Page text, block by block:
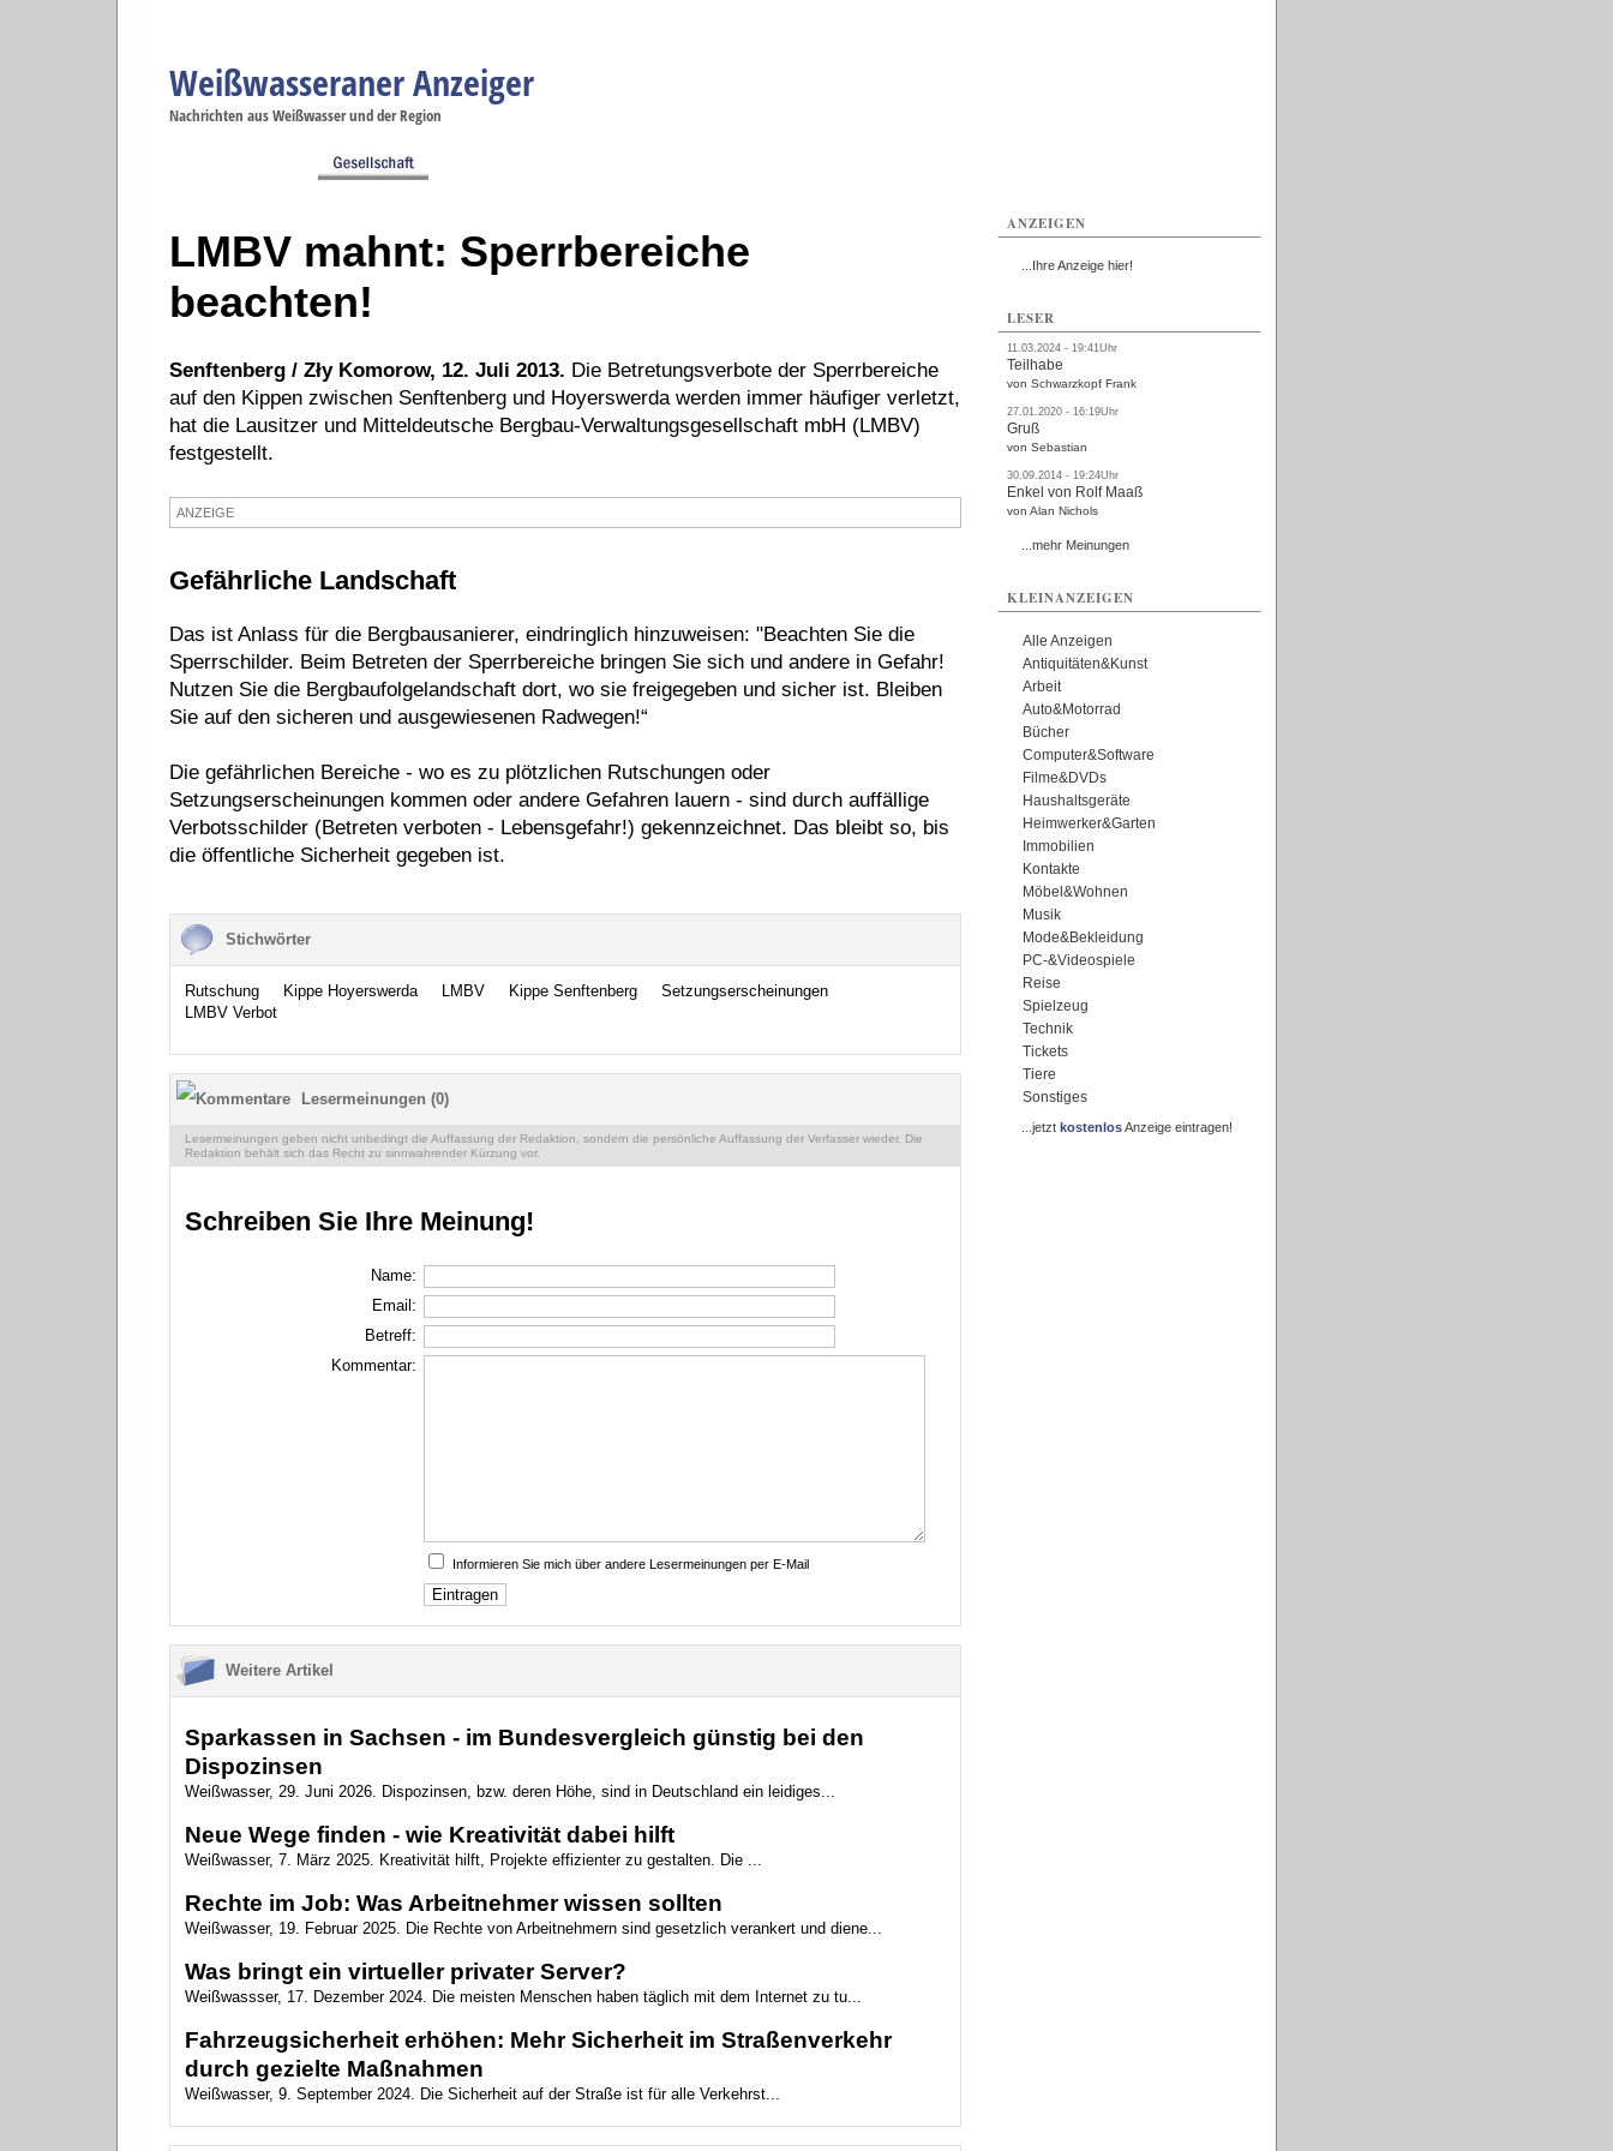
Weißwasseraner Anzeiger
Nachrichten aus Weißwasser und der Region
LMBV mahnt: Sperrbereiche
beachten!
Senftenberg / Zły Komorow, 12. Juli 2013. Die Betretungsverbote der Sperrbereiche
auf den Kippen zwischen Senftenberg und Hoyerswerda werden immer häufiger verletzt,
hat die Lausitzer und Mitteldeutsche Bergbau-Verwaltungsgesellschaft mbH (LMBV)
festgestellt.
ANZEIGE
Gefährliche Landschaft
Das ist Anlass für die Bergbausanierer, eindringlich hinzuweisen: "Beachten Sie die
Sperrschilder. Beim Betreten der Sperrbereiche bringen Sie sich und andere in Gefahr!
Nutzen Sie die Bergbaufolgelandschaft dort, wo sie freigegeben und sicher ist. Bleiben
Sie auf den sicheren und ausgewiesenen Radwegen!“
Die gefährlichen Bereiche - wo es zu plötzlichen Rutschungen oder
Setzungserscheinungen kommen oder andere Gefahren lauern - sind durch auffällige
Verbotsschilder (Betreten verboten - Lebensgefahr!) gekennzeichnet. Das bleibt so, bis
die öffentliche Sicherheit gegeben ist.
Stichwörter
Rutschung Kippe Hoyerswerda LMBV Kippe Senftenberg
Setzungserscheinungen
LMBV Verbot
Lesermeinungen (0)
Lesermeinungen geben nicht unbedingt die Auffassung der Redaktion, sondern die persönliche Auffassung der Verfasser wieder. Die
Redaktion behält sich das Recht zu sinnwahrender Kürzung vor.
Schreiben Sie Ihre Meinung!
Name:
Email:
Betreff:
Kommentar:
Informieren Sie mich über andere Lesermeinungen per E-Mail
Weitere Artikel
Sparkassen in Sachsen - im Bundesvergleich günstig bei den
Dispozinsen
Weißwasser, 29. Juni 2026. Dispozinsen, bzw. deren Höhe, sind in Deutschland ein leidiges...
Neue Wege finden - wie Kreativität dabei hilft
Weißwasser, 7. März 2025. Kreativität hilft, Projekte effizienter zu gestalten. Die ...
Rechte im Job: Was Arbeitnehmer wissen sollten
Weißwasser, 19. Februar 2025. Die Rechte von Arbeitnehmern sind gesetzlich verankert und diene...
Was bringt ein virtueller privater Server?
Weißwassser, 17. Dezember 2024. Die meisten Menschen haben täglich mit dem Internet zu tu...
Fahrzeugsicherheit erhöhen: Mehr Sicherheit im Straßenverkehr
durch gezielte Maßnahmen
Weißwasser, 9. September 2024. Die Sicherheit auf der Straße ist für alle Verkehrst...
ANZEIGEN
...Ihre Anzeige hier!
LESER
11.03.2024 - 19:41Uhr
Teilhabe
von Schwarzkopf Frank
27.01.2020 - 16:19Uhr
Gruß
von Sebastian
30.09.2014 - 19:24Uhr
Enkel von Rolf Maaß
von Alan Nichols
...mehr Meinungen
KLEINANZEIGEN
Alle Anzeigen
Antiquitäten&Kunst
Arbeit
Auto&Motorrad
Bücher
Computer&Software
Filme&DVDs
Haushaltsgeräte
Heimwerker&Garten
Immobilien
Kontakte
Möbel&Wohnen
Musik
Mode&Bekleidung
PC-&Videospiele
Reise
Spielzeug
Technik
Tickets
Tiere
Sonstiges
...jetzt kostenlosAnzeige eintragen!